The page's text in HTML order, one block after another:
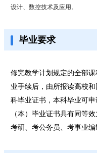
设计、数控技术及应用。
毕业要求
修完教学计划规定的全部
业手续后，由所报读高校
科毕业证书，本科毕业可
（本）毕业证书具有同等
考研、考公务员、考事业编